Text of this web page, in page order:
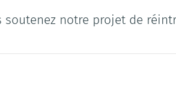
soutenez notre projet de